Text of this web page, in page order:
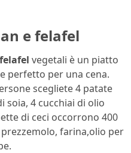
e felafel
vegetali è un piatto
perfetto per una cena.
scegliete 4 patate
soia, 4 cucchiai di olio
di ceci occorrono 400
farina,olio per